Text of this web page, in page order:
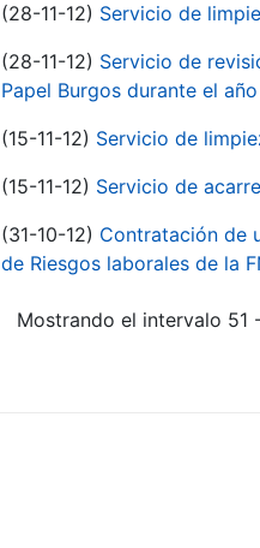
(28-11-12) Servicio de
(28-11-12) Servicio de
Papel Burgos durante el
(15-11-12) Servicio de
(15-11-12) Servicio de
(31-10-12) Contratación de
de Riesgos laborales de la
Mostrando el intervalo 51